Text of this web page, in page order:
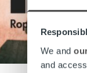
We and
and